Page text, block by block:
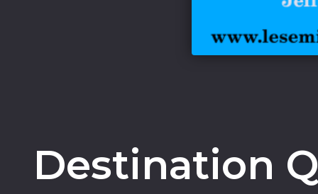
Destination